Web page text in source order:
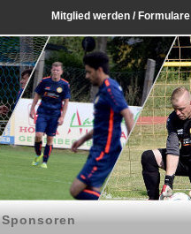
Mitglied werden / Formulare
Sponsoren